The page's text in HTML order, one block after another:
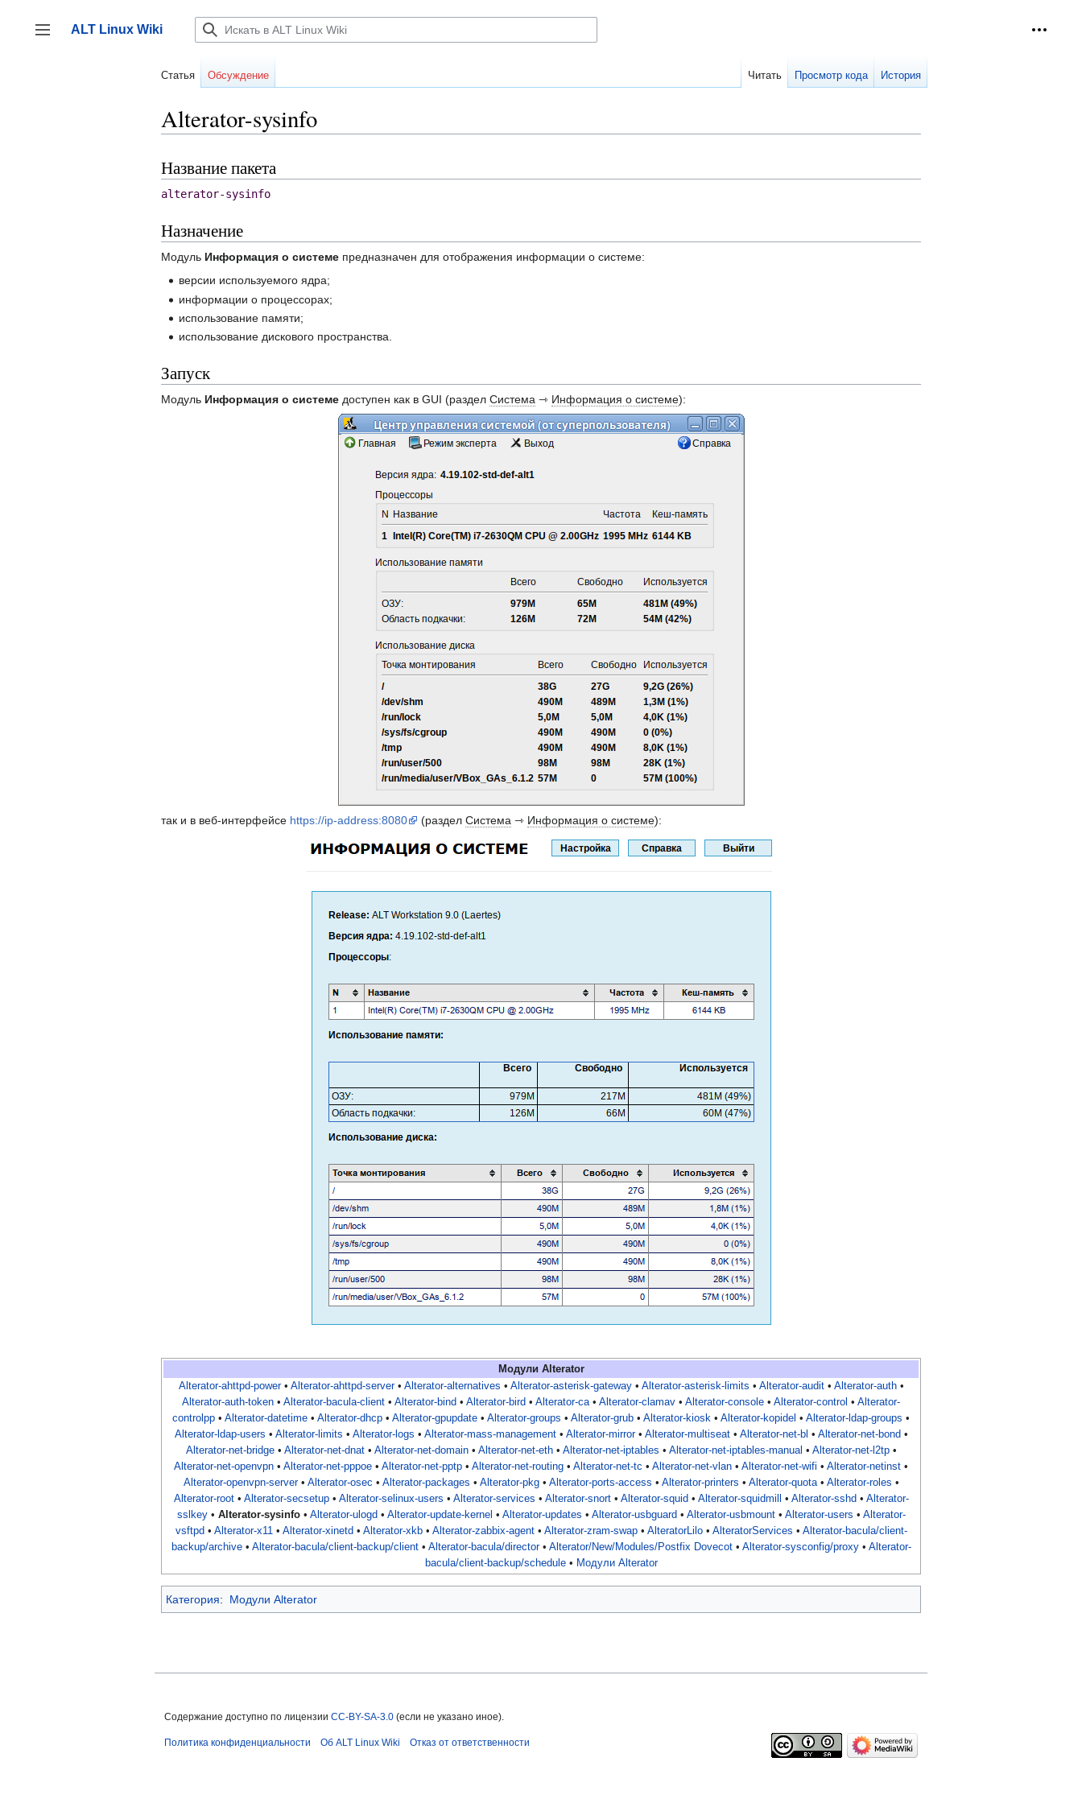
содержанию
Переключить боковую панель
ALT Linux Wiki
Статья Обсуждение Читать Просмотр кода История
Alterator-sysinfo
Название пакета
alterator-sysinfo
Назначение
Модуль Информация о системе предназначен для отображения информации о системе:
версии используемого ядра;
информации о процессорах;
использование памяти;
использование дискового пространства.
Запуск
Модуль Информация о системе доступен как в GUI (раздел Система ⇾ Информация о системе):
так и в веб-интерфейсе https://ip-address:8080 (раздел Система ⇾ Информация о системе):
Модули Alterator
Alterator-ahttpd-power• Alterator-ahttpd-server• Alterator-alternatives • Alterator-asterisk-gateway• Alterator-asterisk-limits • Alterator-audit• Alterator-auth•
Alterator-auth-token • Alterator-bacula-client • Alterator-bind • Alterator-bird • Alterator-ca • Alterator-clamav • Alterator-console • Alterator-control • Alterator-
controlpp • Alterator-datetime • Alterator-dhcp • Alterator-gpupdate • Alterator-groups • Alterator-grub • Alterator-kiosk • Alterator-kopidel • Alterator-ldap-groups •
Alterator-ldap-users • Alterator-limits • Alterator-logs • Alterator-mass-management• Alterator-mirror• Alterator-multiseat• Alterator-net-bl • Alterator-net-bond •
Alterator-net-bridge• Alterator-net-dnat• Alterator-net-domain• Alterator-net-eth• Alterator-net-iptables • Alterator-net-iptables-manual • Alterator-net-l2tp•
Alterator-net-openvpn • Alterator-net-pppoe • Alterator-net-pptp • Alterator-net-routing • Alterator-net-tc • Alterator-net-vlan • Alterator-net-wifi • Alterator-netinst •
Alterator-openvpn-server• Alterator-osec • Alterator-packages • Alterator-pkg• Alterator-ports-access • Alterator-printers • Alterator-quota• Alterator-roles •
Alterator-root• Alterator-secsetup• Alterator-selinux-users • Alterator-services • Alterator-snort• Alterator-squid • Alterator-squidmill • Alterator-sshd • Alterator-
sslkey• Alterator-sysinfo• Alterator-ulogd • Alterator-update-kernel • Alterator-updates • Alterator-usbguard • Alterator-usbmount• Alterator-users • Alterator-
vsftpd • Alterator-x11 • Alterator-xinetd • Alterator-xkb• Alterator-zabbix-agent• Alterator-zram-swap• AlteratorLilo• AlteratorServices • Alterator-bacula/client-
backup/archive• Alterator-bacula/client-backup/client• Alterator-bacula/director• Alterator/New/Modules/Postfix Dovecot• Alterator-sysconfig/proxy• Alterator-
bacula/client-backup/schedule• Модули Alterator
Категория: Модули Alterator
Содержание доступно по лицензии CC-BY-SA-3.0 (если не указано иное).
Политика конфиденциальности Об ALT Linux Wiki Отказ от ответственности